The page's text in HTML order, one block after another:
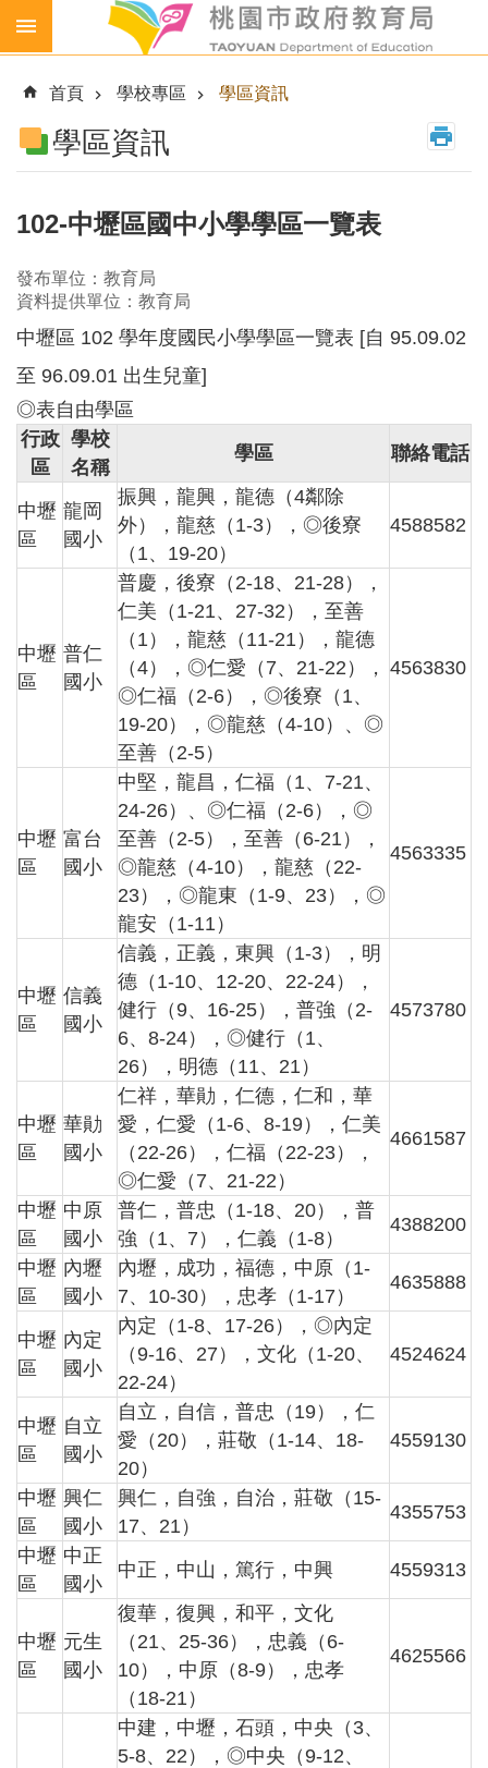
跳到主要內容區塊
生
鮮
乳
費
營
午
餐
各
級
校
幼
兒
園
所
學
組
息
公
業
資
訊
便
民
服
務
公
專
區
事
徵
聘
學
校
專
區
機
關
通
首頁 學校專區 學區資訊
學區資訊
102-中壢區國中小學學區一覽表
發布單位：教育局
資料提供單位：教育局
中壢區 102 學年度國民小學學區一覽表 [自 95.09.02
至 96.09.01 出生兒童]
◎表自由學區
行政
區
學校
名稱
學區 聯絡電話
中壢
區
龍岡
國小
振興，龍興，龍德（4鄰除
外），龍慈（1-3），◎後寮
（1、19-20）
4588582
中壢
區
普仁
國小
普慶，後寮（2-18、21-28），
仁美（1-21、27-32），至善
（1），龍慈（11-21），龍德
（4），◎仁愛（7、21-22），
◎仁福（2-6），◎後寮（1、
19-20），◎龍慈（4-10）、◎
至善（2-5）
4563830
中壢
區
富台
國小
中堅，龍昌，仁福（1、7-21、
24-26）、◎仁福（2-6），◎
至善（2-5），至善（6-21），
◎龍慈（4-10），龍慈（22-
23），◎龍東（1-9、23），◎
龍安（1-11）
4563335
中壢
區
信義
國小
信義，正義，東興（1-3），明
德（1-10、12-20、22-24），
健行（9、16-25），普強（2-
6、8-24），◎健行（1、
26），明德（11、21）
4573780
中壢
區
華勛
國小
仁祥，華勛，仁德，仁和，華
愛，仁愛（1-6、8-19），仁美
（22-26），仁福（22-23），
◎仁愛（7、21-22）
4661587
中壢
區
中原
國小
普仁，普忠（1-18、20），普
強（1、7），仁義（1-8）
4388200
中壢
區
內壢
國小
內壢，成功，福德，中原（1-
7、10-30），忠孝（1-17）
4635888
中壢
區
內定
國小
內定（1-8、17-26），◎內定
（9-16、27），文化（1-20、
22-24）
4524624
中壢
區
自立
國小
自立，自信，普忠（19），仁
愛（20），莊敬（1-14、18-
20）
4559130
中壢
區
興仁
國小
興仁，自強，自治，莊敬（15-
17、21）
4355753
中壢
區
中正
國小
中正，中山，篤行，中興 4559313
中壢
區
元生
國小
復華，復興，和平，文化
（21、25-36），忠義（6-
10），中原（8-9），忠孝
（18-21）
4625566
中建，中壢，石頭，中央（3、
5-8、22），◎中央（9-12、